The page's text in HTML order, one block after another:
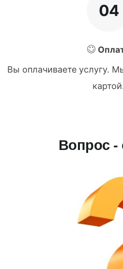
04
Вы оплачиваете услугу.
Вопрос -